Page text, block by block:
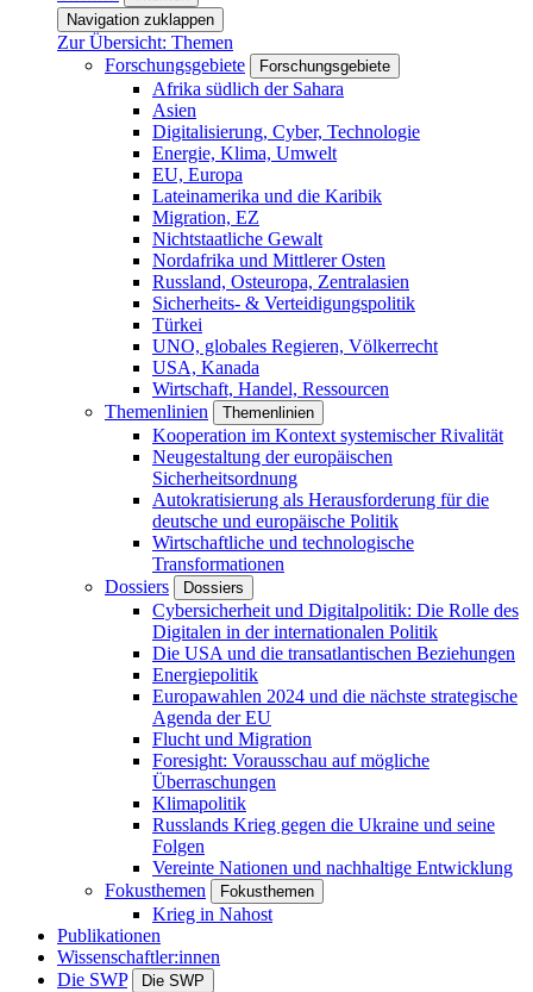
Navigation zuklappen
Zur Übersicht: Themen
Forschungsgebiete
Forschungsgebiete
Afrika südlich der Sahara
Asien
Digitalisierung, Cyber, Technologie
Energie, Klima, Umwelt
EU, Europa
Lateinamerika und die Karibik
Migration, EZ
Nichtstaatliche Gewalt
Nordafrika und Mittlerer Osten
Russland, Osteuropa, Zentralasien
Sicherheits- & Verteidigungspolitik
Türkei
UNO, globales Regieren, Völkerrecht
USA, Kanada
Wirtschaft, Handel, Ressourcen
Themenlinien
Themenlinien
Kooperation im Kontext systemischer Rivalität
Neugestaltung der europäischen
Sicherheitsordnung
Autokratisierung als Herausforderung für die
deutsche und europäische Politik
Wirtschaftliche und technologische
Transformationen
Dossiers
Dossiers
Cybersicherheit und Digitalpolitik: Die Rolle des
Digitalen in der internationalen Politik
Die USA und die transatlantischen Beziehungen
Energiepolitik
Europawahlen 2024 und die nächste strategische
Agenda der EU
Flucht und Migration
Foresight: Vorausschau auf mögliche
Überraschungen
Klimapolitik
Russlands Krieg gegen die Ukraine und seine
Folgen
Vereinte Nationen und nachhaltige Entwicklung
Fokusthemen
Fokusthemen
Krieg in Nahost
Publikationen
Wissenschaftler:innen
Die SWP
Die SWP